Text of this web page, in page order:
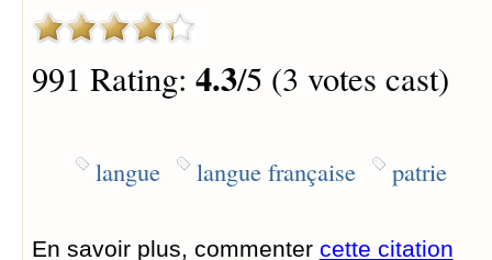
991 Rating: 4.3/5 (3 votes cast)
langue langue française patrie
En savoir plus, commenter cette citation